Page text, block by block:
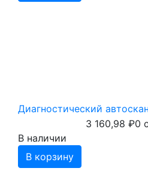
Диагностический
3 160,98 ₽0
В наличии
В корзину